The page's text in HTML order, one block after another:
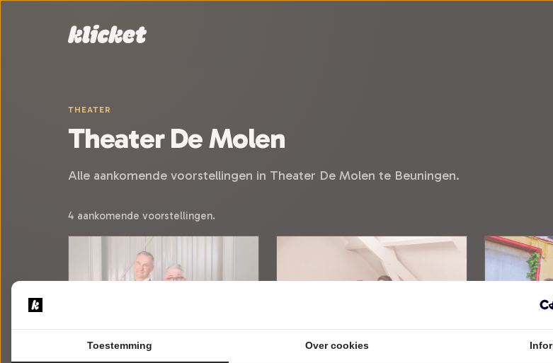
THEATER
Theater De Molen
Alle aankomende voorstellingen in Theater De Molen te Beuningen.
4 aankomende voorstellingen.
Toestemming Over cookies